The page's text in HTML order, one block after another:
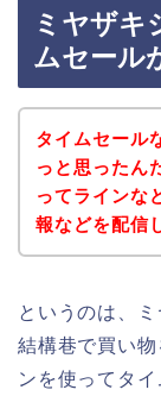
ミヤザキ
ムセール
タイムセール
っと思ったん
ってラインな
報などを配信
というのは、
結構巷で買い
ンを使ってタ